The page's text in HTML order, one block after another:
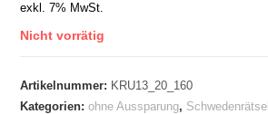
exkl. 7% MwSt.
Nicht vorrätig
Artikelnummer: KRU13_20_160
Kategorien:ohne Aussparung, Schwedenrätsel